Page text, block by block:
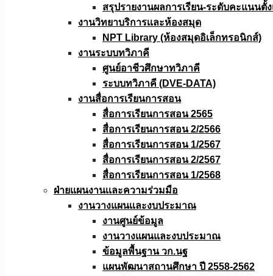
สรุปรายงานผลการเรียน-ระดับคะแนนตั้
งานวิทยาบริการเเละห้องสมุด
NPT Library (ห้องสมุดอิเล็กทรอนิกส์)
งานระบบทวิภาคี
ศูนย์อาชีวศึกษาทวิภาคี
ระบบทวิภาคี (DVE-DATA)
งานสื่อการเรียนการสอน
สื่อการเรียนการสอน 2565
สื่อการเรียนการสอน 2/2566
สื่อการเรียนการสอน 1/2567
สื่อการเรียนการสอน 2/2567
สื่อการเรียนการสอน 1/2568
ฝ่ายแผนงานเเละความร่วมมือ
งานวางแผนเเละงบประมาณ
งานศูนย์ข้อมูล
งานวางแผนและงบประมาณ
ข้อมูลพื้นฐาน วก.นฐ
แผนพัฒนาสถานศึกษา ปี 2558-2562